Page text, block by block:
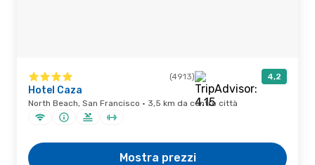
(4913) 4,2
Hotel Caza
North Beach, San Francisco · 3,5 km da centro città
Mostra prezzi